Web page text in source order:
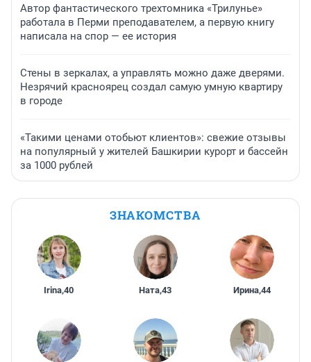
Автор фантастического трехтомника «Трилунье»
работала в Перми преподавателем, а первую книгу
написала на спор — ее история
Стены в зеркалах, а управлять можно даже дверями.
Незрячий красноярец создал самую умную квартиру
в городе
«Такими ценами отобьют клиентов»: свежие отзывы
на популярный у жителей Башкирии курорт и бассейн
за 1000 рублей
ЗНАКОМСТВА
Irina,40 Ната,43 Ирина,44